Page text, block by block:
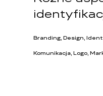
Branding, Design,
Komunikacja, Logo,